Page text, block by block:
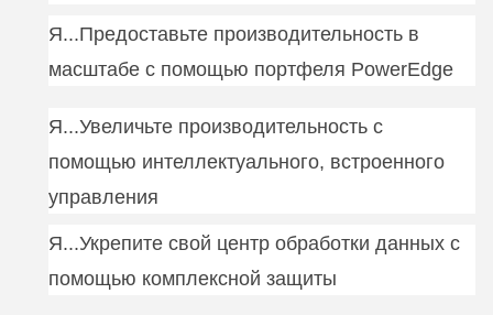
Я...Предоставьте производительность в
масштабе с помощью портфеля PowerEdge
Я...Увеличьте производительность с
помощью интеллектуального, встроенного
управления
Я...Укрепите свой центр обработки данных с
помощью комплексной защиты